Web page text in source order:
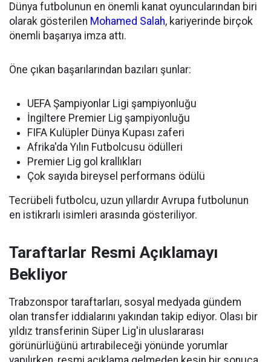
Dünya futbolunun en önemli kanat oyuncularından biri
olarak gösterilen Mohamed Salah, kariyerinde birçok
önemli başarıya imza attı.
Öne çıkan başarılarından bazıları şunlar:
UEFA Şampiyonlar Ligi şampiyonluğu
İngiltere Premier Lig şampiyonluğu
FIFA Kulüpler Dünya Kupası zaferi
Afrika'da Yılın Futbolcusu ödülleri
Premier Lig gol krallıkları
Çok sayıda bireysel performans ödülü
Tecrübeli futbolcu, uzun yıllardır Avrupa futbolunun
en istikrarlı isimleri arasında gösteriliyor.
Taraftarlar Resmi Açıklamayı
Bekliyor
Trabzonspor taraftarları, sosyal medyada gündem
olan transfer iddialarını yakından takip ediyor. Olası bir
yıldız transferinin Süper Lig'in uluslararası
görünürlüğünü artırabileceği yönünde yorumlar